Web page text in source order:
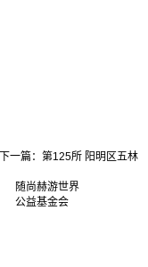
下一篇： 第125所 阳明区五林
随尚赫游世界
公益基金会